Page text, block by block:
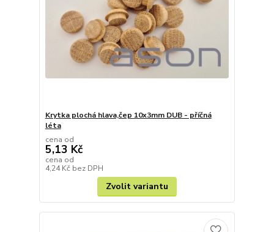
Krytka plochá hlava,čep 10x3mm DUB - příčná
léta
cena od
5,13 Kč
cena od
4,24 Kč bez DPH
Zvolit variantu